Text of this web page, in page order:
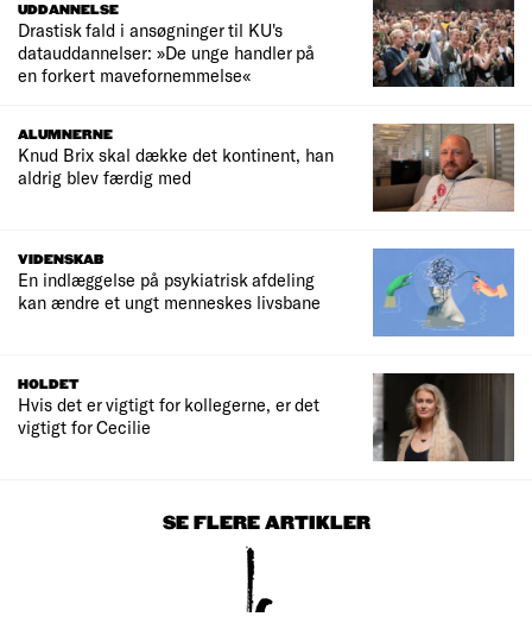
UDDANNELSE
Drastisk fald i ansøgninger til KU's
datauddannelser: »De unge handler på
en forkert mavefornemmelse«
ALUMNERNE
Knud Brix skal dække det kontinent, han
aldrig blev færdig med
VIDENSKAB
En indlæggelse på psykiatrisk afdeling
kan ændre et ungt menneskes livsbane
HOLDET
Hvis det er vigtigt for kollegerne, er det
vigtigt for Cecilie
SE FLERE ARTIKLER